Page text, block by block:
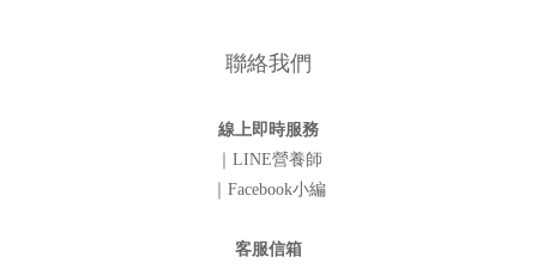
聯絡我們
線上即時服務
｜LINE營養師
｜Facebook小編
客服信箱